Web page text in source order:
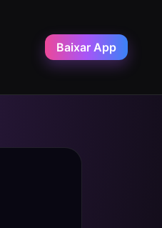
Baixar App